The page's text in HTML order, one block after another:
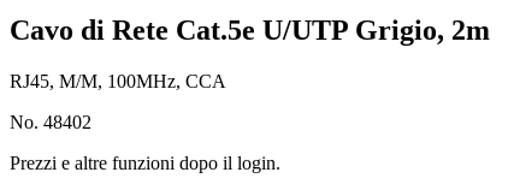
Cavo di Rete Cat.5e U/UTP Grigio, 2m
RJ45, M/M, 100MHz, CCA
No. 48402
Prezzi e altre funzioni dopo il login.